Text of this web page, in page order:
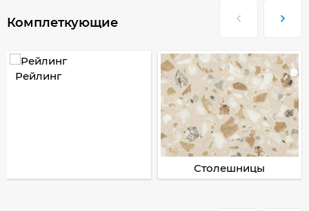
Комплеткующие
Рейлинг
Столешницы